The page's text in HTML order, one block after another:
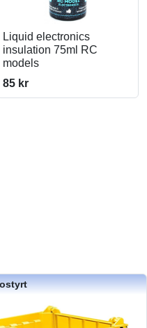
Liquid electronics
insulation 75ml RC
models
85 kr